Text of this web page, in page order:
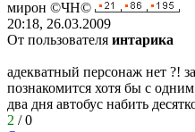
мирон ©ЧН©
20:18, 26.03.2009
От пользователя интарика
адекватный персонаж нет ?!
познакомится хотя бы с
два дня автобус набить
2 /0